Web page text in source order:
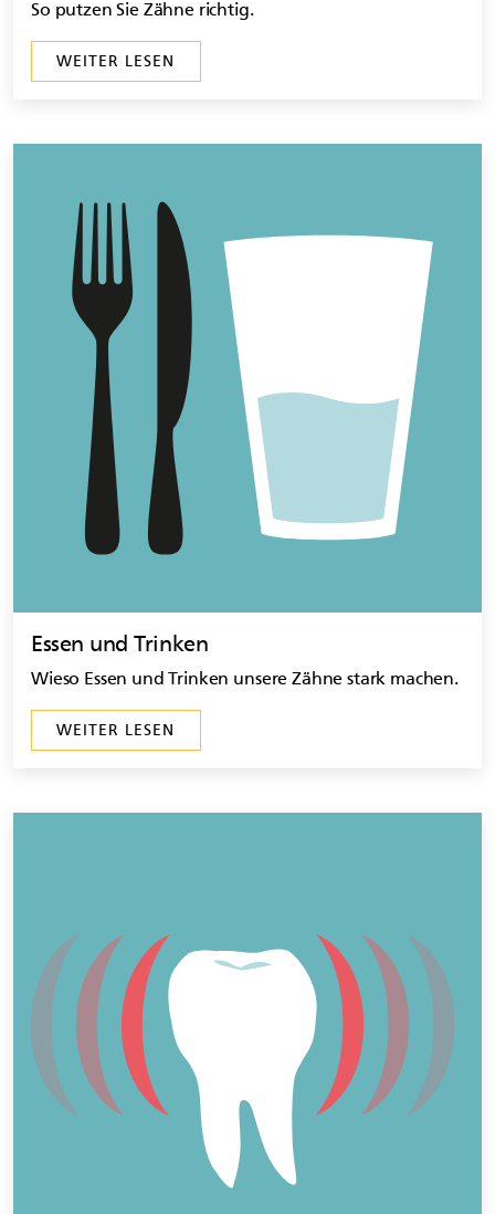
So putzen Sie Zähne richtig.
WEITER LESEN
Essen und Trinken
Wieso Essen und Trinken unsere Zähne stark machen.
WEITER LESEN